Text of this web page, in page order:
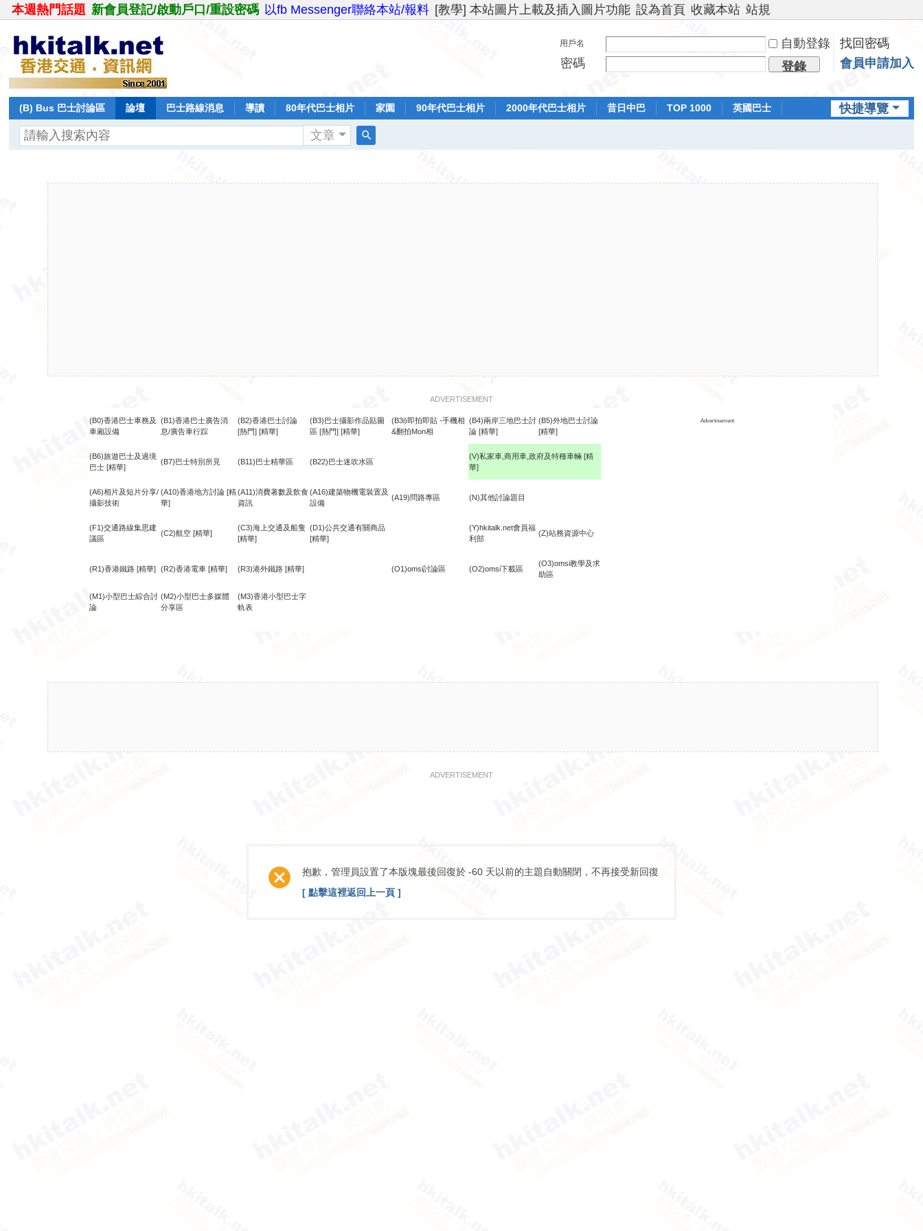
本週熱門話題 新會員登記/啟動戶口/重設密碼 以fb Messenger聯絡本站/報料 [教學] 本站圖片上載及插入圖片功能 設為首頁 收藏本站 站規
用戶名 自動登錄
找回密碼
密碼
登錄 會員申請加入
快捷導覽
(B) Bus 巴士討論區 論壇 巴士路線消息 導讀 80年代巴士相片 家園 90年代巴士相片 2000年代巴士相片 昔日中巴 TOP 1000
英國巴士
文章
ADVERTISEMENT
(B0)香港巴士車務及
車廂設備
(B1)香港巴士廣告消
息/廣告車行踪
(B2)香港巴士討論
[熱門] [精華]
(B3)巴士攝影作品貼圖
區 [熱門] [精華]
(B3i)即拍即貼 -手機相
&翻拍Mon相
(B4)兩岸三地巴士討
論 [精華]
(B5)外地巴士討論
[精華]
Advertisement
(B6)旅遊巴士及過境
巴士 [精華]
(B7)巴士特別所見 (B11)巴士精華區 (B22)巴士迷吹水區
(V)私家車,商用車,政府及特種車輛 [精
華]
(A6)相片及短片分享/
攝影技術
(A10)香港地方討論 [精
華]
(A11)消費著數及飲食
資訊
(A16)建築物機電裝置及
設備
(A19)問路專區 (N)其他討論題目
(F1)交通路線集思建
議區
(C2)航空 [精華]
(C3)海上交通及船隻
[精華]
(D1)公共交通有關商品
[精華]
(Y)hkitalk.net會員福
利部
(Z)站務資源中心
(R1)香港鐵路 [精華] (R2)香港電車 [精華] (R3)港外鐵路 [精華] (O1)omsi討論區 (O2)omsi下載區
(O3)omsi教學及求
助區
(M1)小型巴士綜合討
論
(M2)小型巴士多媒體
分享區
(M3)香港小型巴士字
軌表
ADVERTISEMENT
抱歉，管理員設置了本版塊最後回復於 -60 天以前的主題自動關閉，不再接受新回復
[ 點擊這裡返回上一頁 ]